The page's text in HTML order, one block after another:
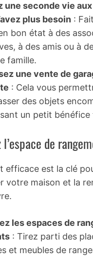
une seconde vie
plus besoin :
bon état à des
à des amis ou à
famille.
une vente de
: Cela vous
des objets
un petit bénéfice
de
efficace est la clé
votre maison et la
les espaces de
: Tirez parti des
et meubles de